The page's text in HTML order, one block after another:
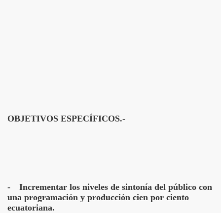
OBJETIVOS ESPECÍFICOS.-
-
Incrementar los niveles de sintonía del público con
una programación y producción cien por ciento
ecuatoriana.